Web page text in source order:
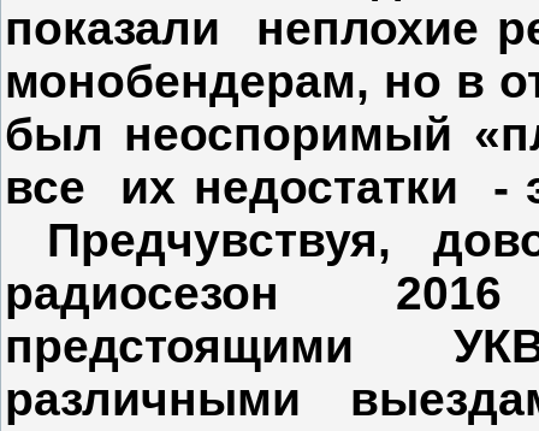
показали неплохие
монобендерам, но в
был неоспоримый
все их недостатки -
Предчувствуя,
радиосезон
предстоящими
различными